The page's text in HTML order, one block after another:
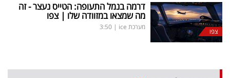
צפו
דרמה בנמל התעופה: הטייס נעצר - זה
מה שמצאו במזוודה שלו | צפו
מערכת ice |
3:50